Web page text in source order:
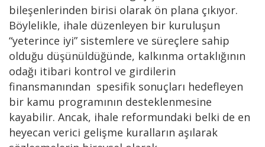
bileşenlerinden birisi olarak ön plana çıkıyor.
Böylelikle, ihale düzenleyen bir kuruluşun
“yeterince iyi” sistemlere ve süreçlere sahip
olduğu düşünüldüğünde, kalkınma ortaklığının
odağı itibari kontrol ve girdilerin
finansmanından spesifik sonuçları hedefleyen
bir kamu programının desteklenmesine
kayabilir. Ancak, ihale reformundaki belki de en
heyecan verici gelişme kuralların aşılarak